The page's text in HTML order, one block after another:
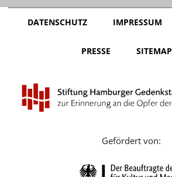
Italiano
Português
Yкраїнський
Русский
DATENSCHUTZ IMPRESSUM
PRESSE SITEMAP
Gefördert von: